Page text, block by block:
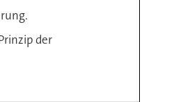
der